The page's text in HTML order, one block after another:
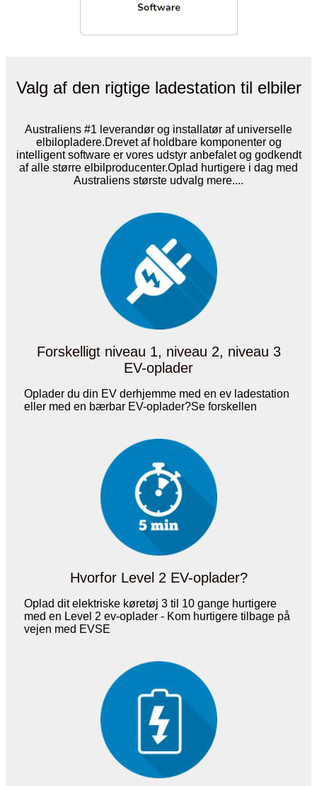
Valg af den rigtige ladestation til elbiler
Australiens #1 leverandør og installatør af universelle
elbilopladere.Drevet af holdbare komponenter og
intelligent software er vores udstyr anbefalet og godkendt
af alle større elbilproducenter.Oplad hurtigere i dag med
Australiens største udvalg mere....
Forskelligt niveau 1, niveau 2, niveau 3
EV-oplader
Oplader du din EV derhjemme med en ev ladestation
eller med en bærbar EV-oplader?Se forskellen
Hvorfor Level 2 EV-oplader?
Oplad dit elektriske køretøj 3 til 10 gange hurtigere
med en Level 2 ev-oplader - Kom hurtigere tilbage på
vejen med EVSE